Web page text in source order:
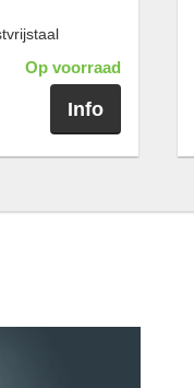
Op voorraad
Info